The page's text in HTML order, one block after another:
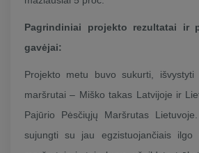
Pagrindiniai projekto rezultatai ir
gavėjai:
Projekto metu buvo sukurti,
maršrutai – Miško takas Latvijoje ir
Pajūrio Pėsčiųjų Maršrutas
sujungti su jau egzistuojančiais ilgo